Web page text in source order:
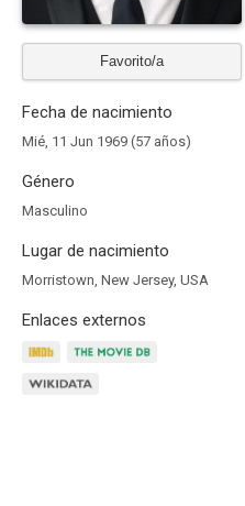
Favorito/a
Fecha de nacimiento
Mié, 11 Jun 1969 (57 años)
Género
Masculino
Lugar de nacimiento
Morristown, New Jersey, USA
Enlaces externos